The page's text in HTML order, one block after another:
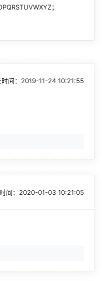
；
间： 2019-11-24 10:21:55
间： 2020-01-03 10:21:05